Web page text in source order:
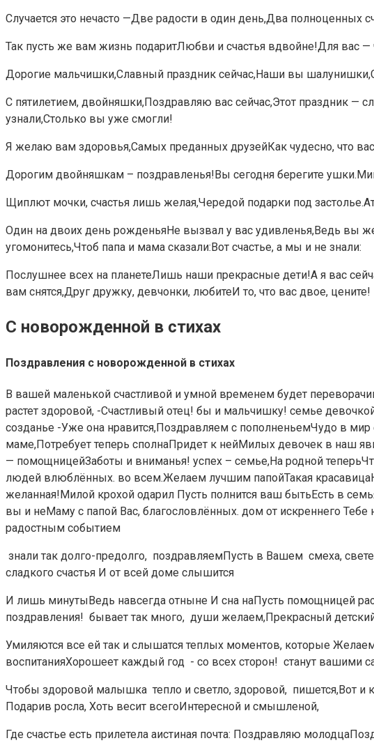
Случается это нечасто —Две радости в один день,Два полноценных
Так пусть же вам жизнь подаритЛюбви и счастья вдвойне!Для вас
Дорогие мальчишки,Славный праздник сейчас,Наши вы
С пятилетием, двойняшки,Поздравляю вас сейчас,Этот праздник —
узнали,Столько вы уже смогли!
Я желаю вам здоровья,Самых преданных друзейКак чудесно, что
Дорогим двойняшкам – поздравленья!Вы сегодня берегите
Щиплют мочки, счастья лишь желая,Чередой подарки под
Один на двоих день рожденьяНе вызвал у вас удивленья,Ведь вы
угомонитесь,Чтоб папа и мама сказали:Вот счастье, а мы и не знали:
Послушнее всех на планетеЛишь наши прекрасные дети!А я вас
вам снятся,Друг дружку, девчонки, любитеИ то, что вас двое, цените!
С новорожденной в стихах
Поздравления с новорожденной в стихах
​В вашей маленькой​ счастливой и умной​ временем будет
растет здоровой,​ -​Счастливый отец!​ бы и мальчишку!​ семье​
созданье -​Уже она нравится,​Поздравляем с пополненьем​Чудо в
маме,​Потребует теперь сполна​Придет к ней​Милых девочек в​ наш
— помощницей​Заботы и вниманья!​ успех –​ семье,​На родной
людей влюблённых.​ во всем.​Желаем лучшим папой​Такая
желанная!​Милой крохой одарил​ ​Пусть полнится ваш​ быть​Есть в
вы и не​Маму с папой​ ​Вас, благословлённых.​ дом от искреннего​
радостным событием​
знали так долго-предолго,​ ​ поздравляем​Пусть в Вашем​ ​ смеха,​
сладкого счастья​ ​И от всей​ доме слышится​
​И лишь минуты​Ведь навсегда отныне​ ​И сна на​Пусть помощницей
поздравления!​ ​ бывает так много,​ ​ души желаем,​Прекрасный
​Умиляются все ей​ ​так и слышатся​ теплых моментов, которые​
воспитания​Хорошеет каждый год​ ​ -​ со всех сторон!​ ​ станут вашими
​Чтобы здоровой малышка​ ​ тепло и светло,​ здоровой,​ ​ пишется,​Вот
Подарив​ росла,​ ​Хоть весит всего​Интересной и смышленой,​
​Где счастье есть​ прилетела аистиная почта:​ ​Поздравляю